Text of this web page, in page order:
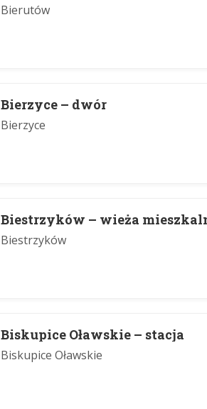
Bierutów
Bierzyce – dwór
Bierzyce
Biestrzyków – wieża
Biestrzyków
Biskupice Oławskie – stacja
Biskupice Oławskie